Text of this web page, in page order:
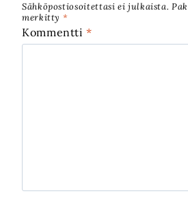
Sähköpostiosoitettasi ei julkaista.
merkitty *
Kommentti*